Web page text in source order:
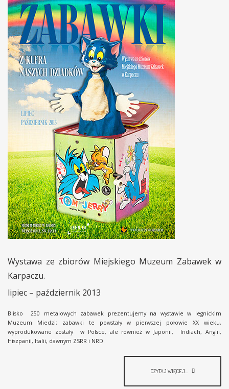
Wystawa ze zbiorów Miejskiego Muzeum Zabawek w
Karpaczu.
lipiec – październik 2013
Blisko 250 metalowych zabawek prezentujemy na wystawie w legnickim
Muzeum Miedzi; zabawki te powstały w pierwszej połowie XX wieku,
wyprodukowane zostały w Polsce, ale również w Japonii, Indiach, Anglii,
Hiszpanii, Italii, dawnym ZSRR i NRD.
CZYTAJ WIĘCEJ...